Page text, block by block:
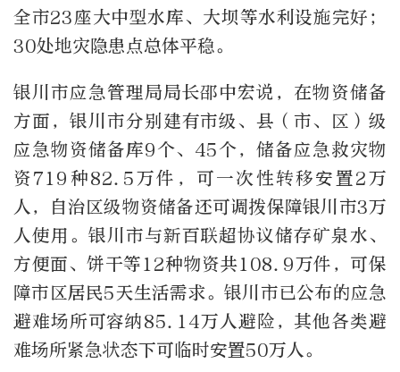
全市23座大中型水库、大坝等水利设施完好；
30处地灾隐患点总体平稳。
银川市应急管理局局长邵中宏说，在物资储备
方面，银川市分别建有市级、县（市、区）级
应急物资储备库9个、45个，储备应急救灾物
资719种82.5万件，可一次性转移安置2万
人，自治区级物资储备还可调拨保障银川市3万
人使用。银川市与新百联超协议储存矿泉水、
方便面、饼干等12种物资共108.9万件，可保
障市区居民5天生活需求。银川市已公布的应急
避难场所可容纳85.14万人避险，其他各类避
难场所紧急状态下可临时安置50万人。